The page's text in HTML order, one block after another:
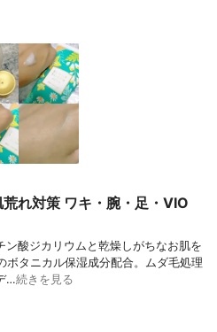
れ対策 ワキ・腕・足・VIO
ン酸ジカリウムと乾燥しがちなお肌を
ボタニカル保湿成分配合。ムダ毛処理
…続きを見る